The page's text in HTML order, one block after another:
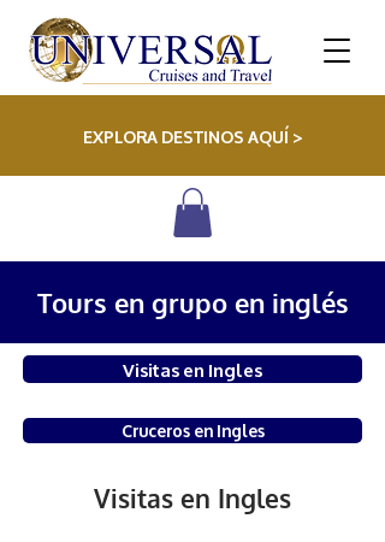
EXPLORA DESTINOS AQUÍ >
Tours en grupo en inglés
Visitas en Ingles
Cruceros en Ingles
Visitas en Ingles